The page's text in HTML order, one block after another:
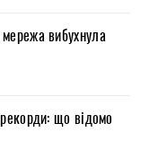
вибухнула
що відомо